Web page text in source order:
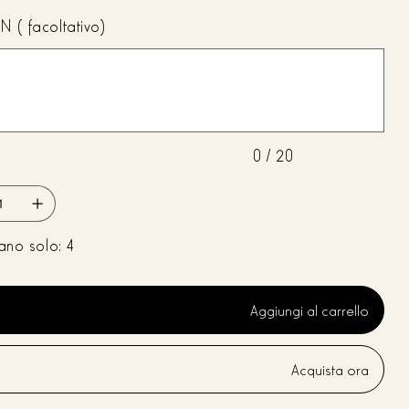
(facoltativo)
0 / 20
solo: 4
Aggiungi al carrello
Acquista ora